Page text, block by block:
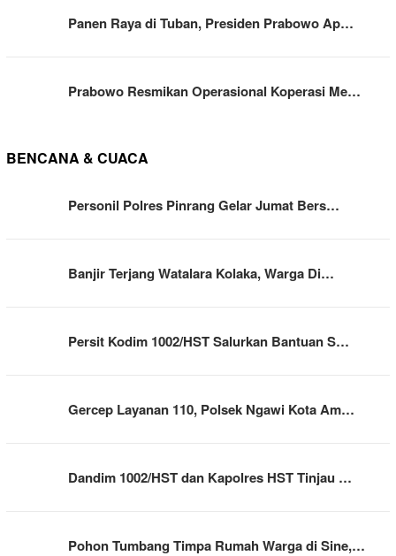
Panen Raya di Tuban, Presiden Prabowo Ap…
Prabowo Resmikan Operasional Koperasi Me…
BENCANA & CUACA
Personil Polres Pinrang Gelar Jumat Bers…
Banjir Terjang Watalara Kolaka, Warga Di…
Persit Kodim 1002/HST Salurkan Bantuan S…
Gercep Layanan 110, Polsek Ngawi Kota Am…
Dandim 1002/HST dan Kapolres HST Tinjau …
Pohon Tumbang Timpa Rumah Warga di Sine,…